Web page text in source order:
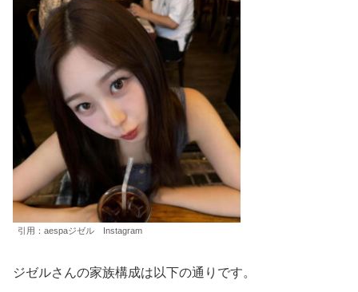
引用：aespaジゼル Instagram
ジゼルさんの家族構成は以下の通りです。